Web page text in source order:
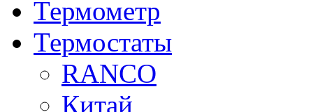
Термометр
Термостаты
RANCO
Китай